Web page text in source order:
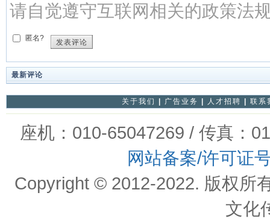
请自觉遵守互联网相关的政策法
匿名?
发表评论
最新评论
关于我们 广告业务 人才招聘 联系
座机：010-65047269 / 传真：
网站备案/许可证
Copyright © 2012-2022. 版权所
文化